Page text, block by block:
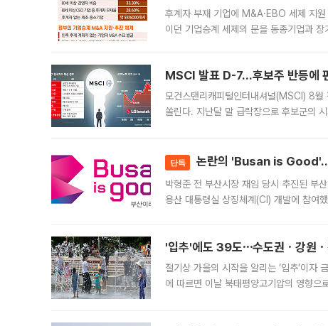
후계자 부재 기업에 M&A·EBO 세제 지원
이던 기업승계 세제의 문을 동종기업과
MSCI 발표 D-7…후보주 반등에
모건스탠리캐피털인터내셔널(MSCI) 8월
쏠린다. 지난달 말 급락장으로 후보군의
단독 논란의 'Busan is
박형준 전 부산시장 재임 당시 추진된 부
용산 대통령실 상징체계(CI) 개발에 참여
'입추'에도 39도⋯수도권ㆍ강원
절기상 가을의 시작을 알리는 ‘입추’이
에 따르면 이날 북태평양고기압의 영향